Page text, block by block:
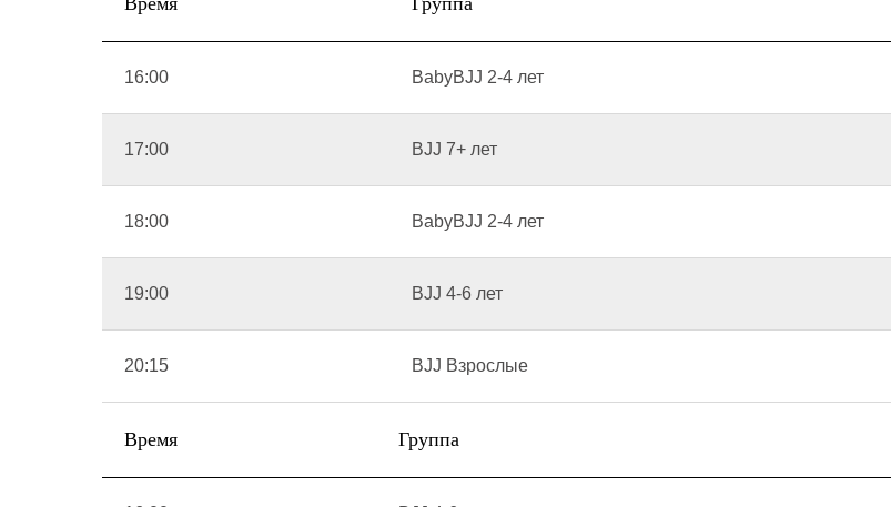
16:00 BabyBJJ 2-4 лет
17:00 BJJ 7+ лет
18:00 BabyBJJ 2-4 лет
19:00 BJJ 4-6 лет
20:15 BJJ Взрослые
Время Группа